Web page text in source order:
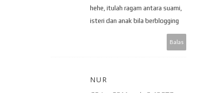
hehe, itulah ragam antara suami,
isteri dan anak bila berblogging
Balas
NUR